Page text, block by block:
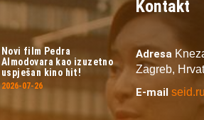
Novi film Pedra
Almodovara kao izuzetno
uspješan kino hit!
2026-07-26
Kontakt
Adresa
Zagreb,
E-mail